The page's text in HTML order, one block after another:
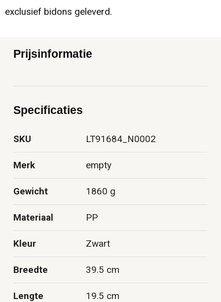
exclusief bidons geleverd.
Prijsinformatie
Specificaties
SKU LT91684_N0002
Merk empty
Gewicht 1860 g
Materiaal PP
Kleur Zwart
Breedte 39.5 cm
Lengte 19.5 cm